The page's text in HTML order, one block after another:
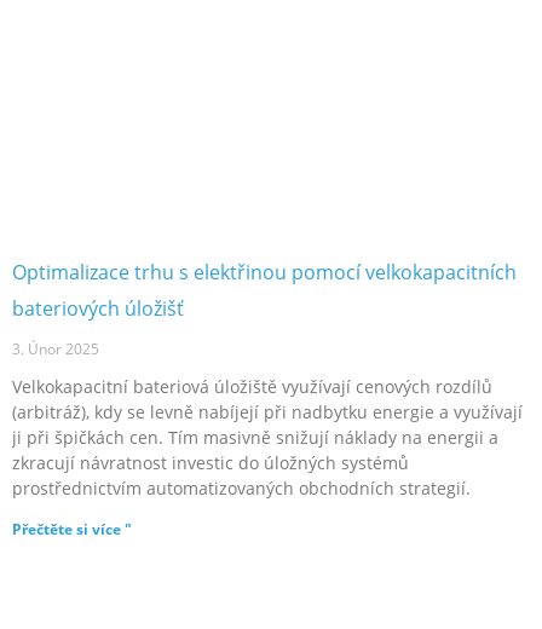
Optimalizace trhu s elektřinou pomocí velkokapacitních
bateriových úložišť
3. Únor 2025
Velkokapacitní bateriová úložiště využívají cenových rozdílů
(arbitráž), kdy se levně nabíjejí při nadbytku energie a využívají
ji při špičkách cen. Tím masivně snižují náklady na energii a
zkracují návratnost investic do úložných systémů
prostřednictvím automatizovaných obchodních strategií.
Přečtěte si více "